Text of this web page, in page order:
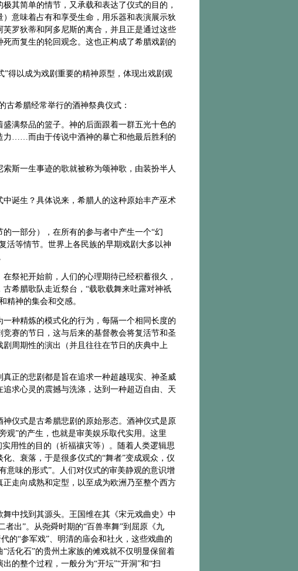
其简单的情节，又承载和表达了仪式的目的，
意味着占有和享受生命，用乐器和表演展示狄
罗狄蒂和阿多尼斯的离合，并且正是通过这些
而复生的轮回观念。这也正构成了希腊戏剧的
”得以成为戏剧重要的精神原型，体现出戏剧观
古希腊经常举行的酒神祭典仪式：
满祭品的篮子。神的后面跟着一群五光十色的
……而由于传说中酒神的暴亡和他最后胜利的
斯一生事迹的歌就被称为颂神歌，由装扮半人
诞生？具体说来，希腊人的这种原始丰产巫术
一部分），在所有的参与者中产生一个“幻
活等情节。世界上各民族的早期戏剧大多以神
祭祀开始前，人们的心理期待已经积蓄很久，
希腊歌队走近祭台， “载歌载舞来吐露对神祇
精神的集会和交感。
种精炼的模式化的行为，每隔一个相同长度的
赛的节日，这与后来的基督教会将复活节和圣
周期性的演出（并且往往在节日的庆典中上
正的悲剧都是旨在追求一种超越现实、神圣威
求心灵的震撼与洗涤，达到一种超迈自由、天
仪式是古希腊悲剧的原始形态。酒神仪式是原
观”的产生，也就是审美娱乐取代实用。这里
用性的目的（祈福禳灾等）。随着人类逻辑思
、衰落，于是很多仪式的“舞者”变成观众，仪
意味的形式”。人们对仪式的审美静观的意识增
走向成熟和定型，以至成为欧洲乃至整个西方
中找到其源头。王国维在其《宋元戏曲史》中
出”。从尧舜时期的“百兽率舞”到屈原《九
的“参军戏”、明清的庙会和社火，这些戏曲的
活化石”的贵州土家族的傩戏就不仅明显保留着
的整个过程，一般分为“开坛”“开洞”和“扫